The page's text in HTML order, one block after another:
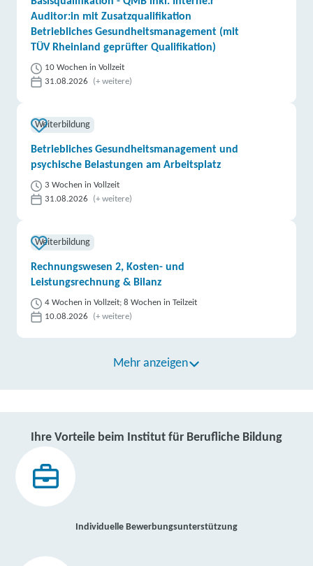
Auditor:in mit Zusatzqualifikation
Betriebliches Gesundheitsmanagement (mit
TÜV Rheinland geprüfter Qualifikation)
10 Wochen in Vollzeit
31.08.2026
(+ weitere)
Weiterbildung
Betriebliches Gesundheitsmanagement und
psychische Belastungen am Arbeitsplatz
3 Wochen in Vollzeit
31.08.2026
(+ weitere)
Weiterbildung
Rechnungswesen 2, Kosten- und
Leistungsrechnung & Bilanz
4 Wochen in Vollzeit; 8 Wochen in Teilzeit
10.08.2026
(+ weitere)
Mehr anzeigen
Ihre Vorteile beim Institut für Berufliche Bildung
Individuelle Bewerbungsunterstützung